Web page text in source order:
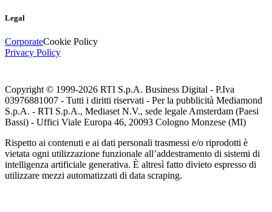
Legal
CorporateCookie Policy
Privacy Policy
Copyright © 1999-2026 RTI S.p.A. Business Digital - P.Iva
03976881007 - Tutti i diritti riservati - Per la pubblicità Mediamond
S.p.A. - RTI S.p.A., Mediaset N.V., sede legale Amsterdam (Paesi
Bassi) - Uffici Viale Europa 46, 20093 Cologno Monzese (MI)
Rispetto ai contenuti e ai dati personali trasmessi e/o riprodotti è
vietata ogni utilizzazione funzionale all’addestramento di sistemi di
intelligenza artificiale generativa. È altresì fatto divieto espresso di
utilizzare mezzi automatizzati di data scraping.